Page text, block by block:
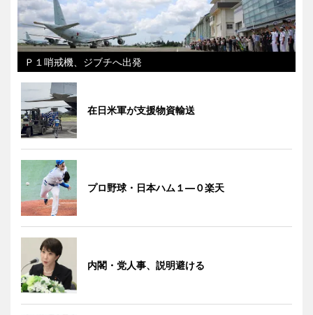
Ｐ１哨戒機、ジブチへ出発
在日米軍が支援物資輸送
プロ野球・日本ハム１―０楽天
内閣・党人事、説明避ける